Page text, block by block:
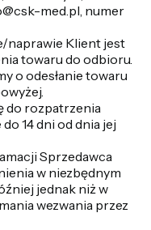
med.pl, numer
naprawie Klient jest
towaru do odbioru.
o odesłanie towaru
do rozpatrzenia
14 dni od dnia jej
Sprzedawca
w niezbędnym
jednak niż w
wezwania przez